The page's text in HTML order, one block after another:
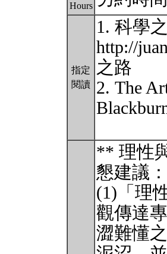
Hours
指定
閱讀
1. 科學
http://
之路
2. The
** 理性
懇建議：
(1)「理
觀傳達
澀難懂